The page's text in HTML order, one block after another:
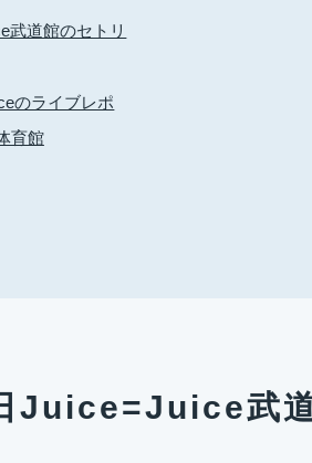
武道館のセトリ
のライブレポ
育館
Juice=Juice武